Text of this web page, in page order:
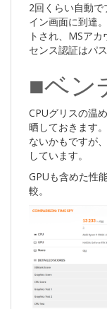
2回くらい自動
イン画面に到達
トされ、MSア
センス認証はパ
■ベン
CPUグリスの温
晒しておきます
ないかもですが
しています。
GPUも含めた性
較。